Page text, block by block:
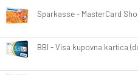
Sparkasse - MasterCard
BBI - Visa kupovna kartica